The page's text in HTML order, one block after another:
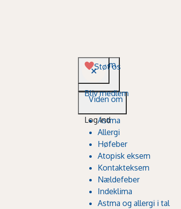
Støt os
Bliv medlem
Log ind
Viden om
Viden om
Astma
Allergi
Høfeber
Atopisk eksem
Kontakteksem
Nældefeber
Indeklima
Astma og allergi i tal